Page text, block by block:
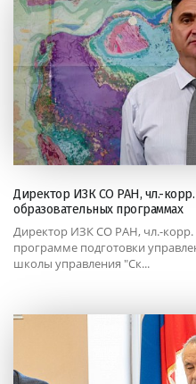
Директор ИЗК СО РАН, чл.-
образовательных программах
Директор ИЗК СО РАН, чл.-корр.
программе подготовки
школы управления "Ск...